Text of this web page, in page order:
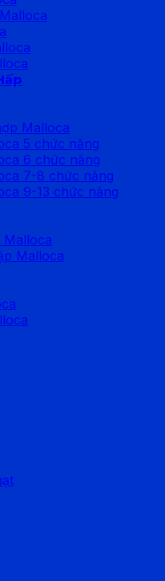
Malloca
5 chức năng
6 chức năng
7-8 chức năng
9-13 chức năng
Malloca
Malloca